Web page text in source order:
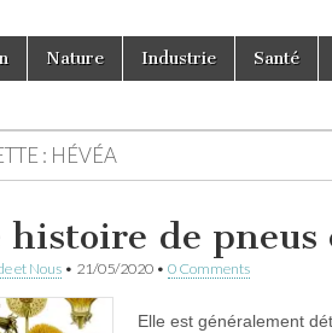
Nature Industrie Santé
: HÉVÉA
histoire de
et Nous • 21/05/2020 • 0 Comments
Elle est généralement